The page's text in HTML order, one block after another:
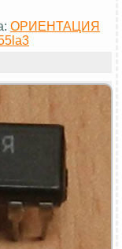
ОРИЕНТАЦИЯ